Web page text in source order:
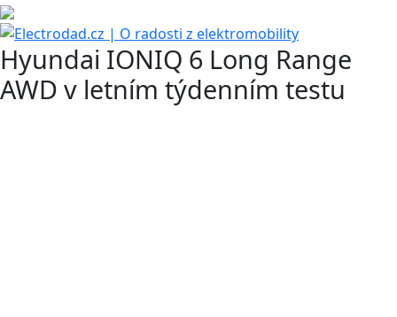
Hyundai IONIQ 6 Long Range
AWD v letním týdenním testu